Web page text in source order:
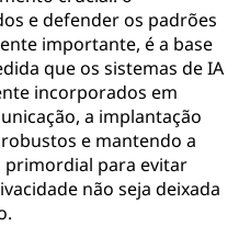
e defender os padrões
importante, é a base
que os sistemas de IA
incorporados em
a implantação
e mantendo a
primordial para evitar
não seja deixada